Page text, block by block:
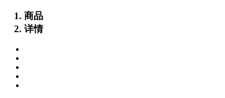
商品
详情